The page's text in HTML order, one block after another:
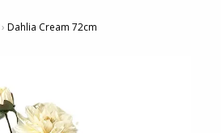
› Dahlia Cream 72cm